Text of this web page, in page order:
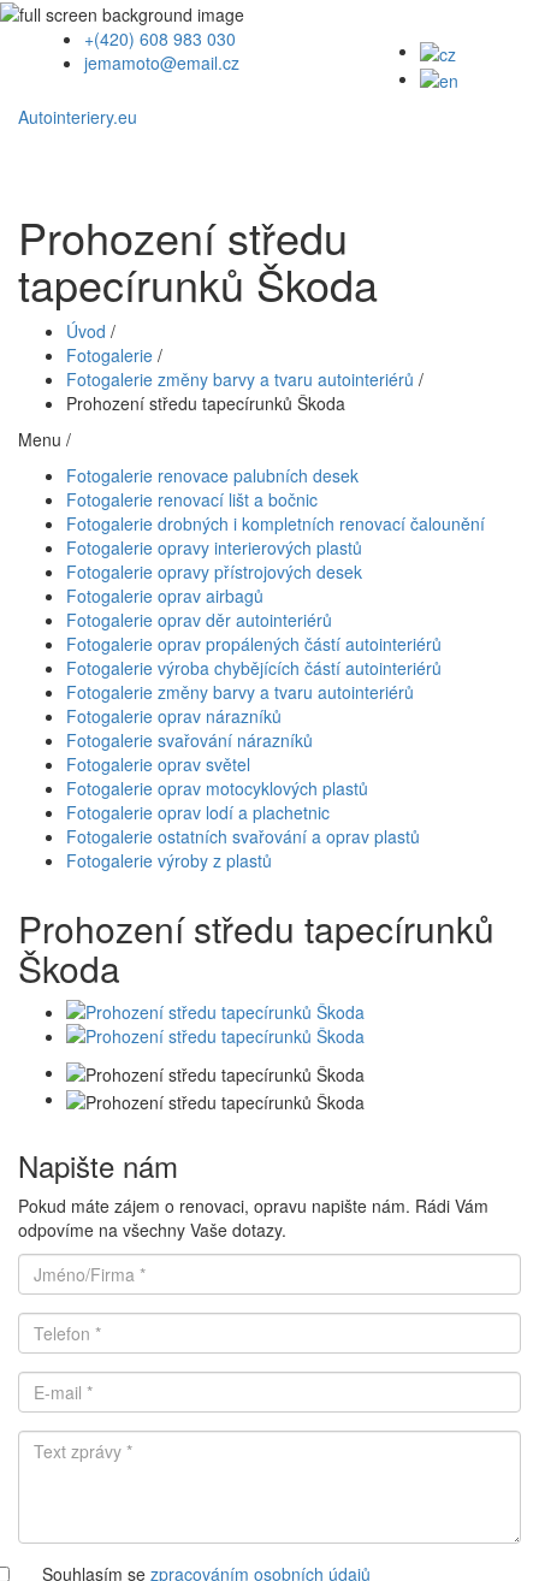
+(420) 608 983 030
jemamoto@email.cz
Autointeriery.eu
Prohození středu
tapecírunků Škoda
Úvod /
Fotogalerie /
Fotogalerie změny barvy a tvaru autointeriérů /
Prohození středu tapecírunků Škoda
Menu /
Fotogalerie renovace palubních desek
Fotogalerie renovací lišt a bočnic
Fotogalerie drobných i kompletních renovací čalounění
Fotogalerie opravy interierových plastů
Fotogalerie opravy přístrojových desek
Fotogalerie oprav airbagů
Fotogalerie oprav děr autointeriérů
Fotogalerie oprav propálených částí autointeriérů
Fotogalerie výroba chybějících částí autointeriérů
Fotogalerie změny barvy a tvaru autointeriérů
Fotogalerie oprav nárazníků
Fotogalerie svařování nárazníků
Fotogalerie oprav světel
Fotogalerie oprav motocyklových plastů
Fotogalerie oprav lodí a plachetnic
Fotogalerie ostatních svařování a oprav plastů
Fotogalerie výroby z plastů
Prohození středu tapecírunků
Škoda
Napište nám
Pokud máte zájem o renovaci, opravu napište nám. Rádi Vám
odpovíme na všechny Vaše dotazy.
Souhlasím se zpracováním osobních údajů